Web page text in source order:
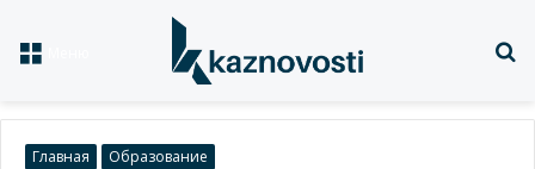
Главная Образование